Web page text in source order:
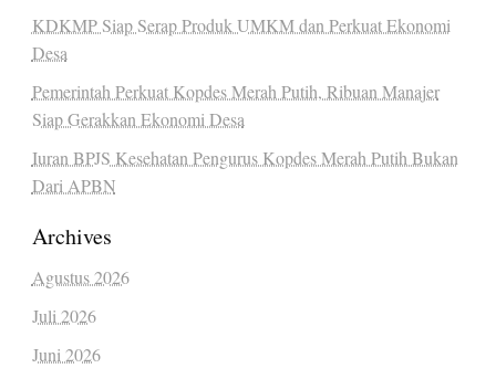
KDKMP Siap Serap Produk UMKM dan Perkuat Ekonomi
Desa
Pemerintah Perkuat Kopdes Merah Putih, Ribuan Manajer
Siap Gerakkan Ekonomi Desa
Iuran BPJS Kesehatan Pengurus Kopdes Merah Putih Bukan
Dari APBN
Archives
Agustus 2026
Juli 2026
Juni 2026